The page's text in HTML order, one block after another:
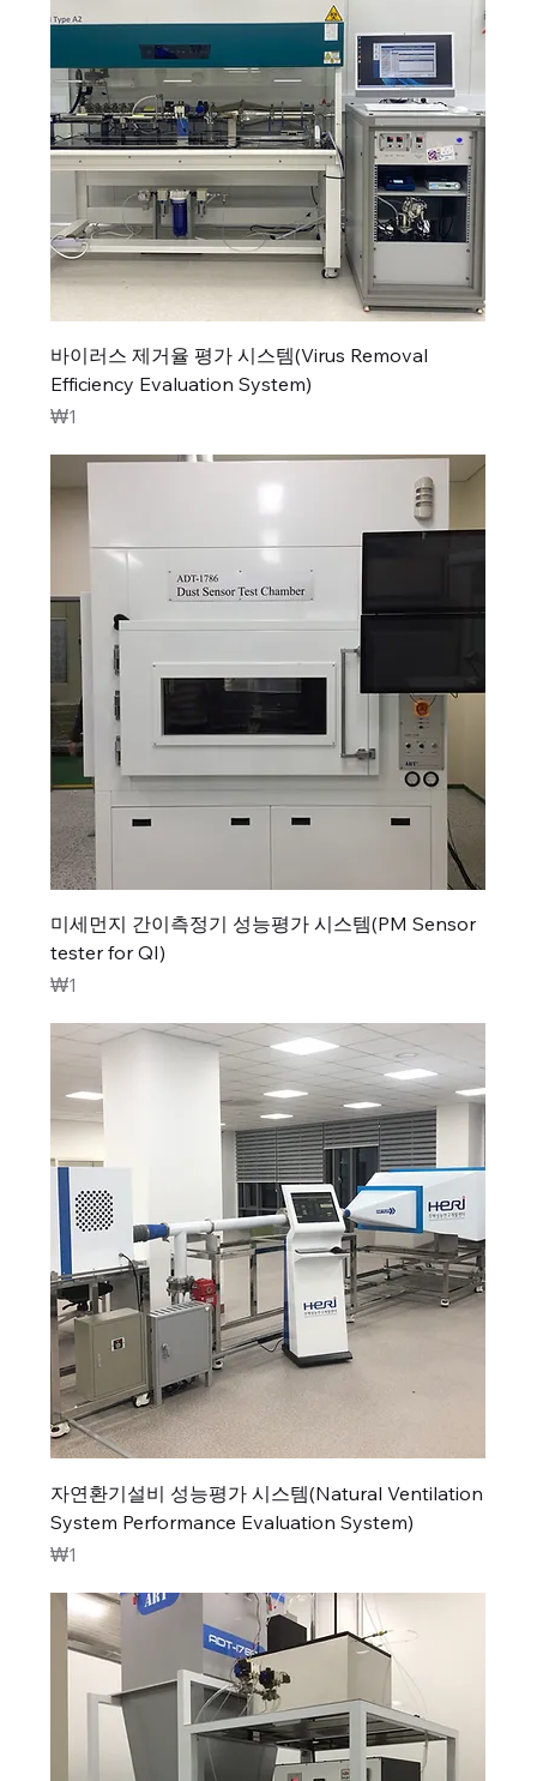
바이러스 제거율 평가 시스템(Virus Removal
Efficiency Evaluation System)
가격
₩1
미세먼지 간이측정기 성능평가 시스템(PM Sensor
tester for QI)
가격
₩1
자연환기설비 성능평가 시스템(Natural Ventilation
System Performance Evaluation System)
가격
₩1